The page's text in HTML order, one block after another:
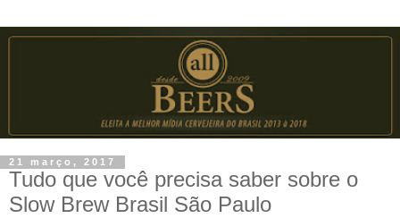
21 março, 2017
Tudo que você precisa saber sobre o
Slow Brew Brasil São Paulo